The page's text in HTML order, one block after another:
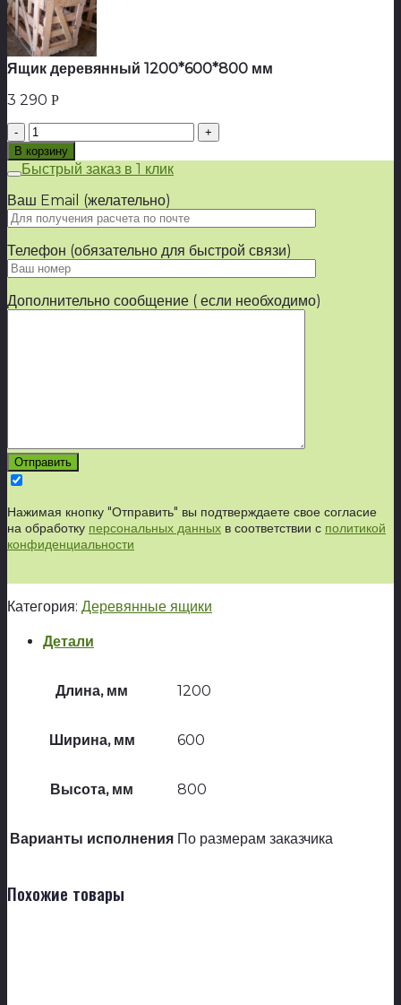
Ящик деревянный 1200*600*800 мм
3 290 Р
Количество
товара
Ящик
деревянный
1200*600*800
мм
В корзину
Быстрый заказ в 1 клик
Ваш Email (желательно)
Телефон (обязательно для быстрой связи)
Дополнительно сообщение ( если необходимо)
Нажимая кнопку "Отправить" вы подтверждаете свое согласие
на обработку персональных данных в соответствии с политикой
конфиденциальности
Категория: Деревянные ящики
Детали
Длина, мм 1200
Ширина, мм 600
Высота, мм 800
Варианты исполнения По размерам заказчика
Похожие товары